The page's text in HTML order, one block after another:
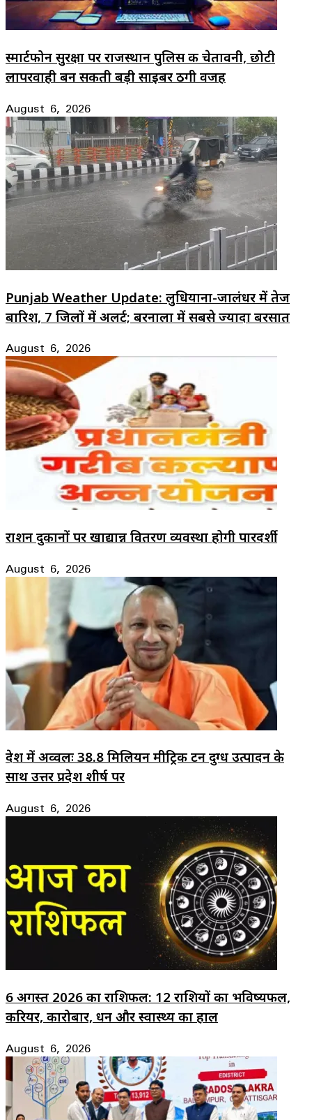
स्मार्टफोन सुरक्षा पर राजस्थान पुलिस की चेतावनी, छोटी
लापरवाही बन सकती बड़ी साइबर ठगी वजह
August 6, 2026
Punjab Weather Update: लुधियाना-जालंधर में तेज
बारिश, 7 जिलों में अलर्ट; बरनाला में सबसे ज्यादा बरसात
August 6, 2026
राशन दुकानों पर खाद्यान्न वितरण व्यवस्था होगी पारदर्शी
August 6, 2026
देश में अव्वलः 38.8 मिलियन मीट्रिक टन दुग्ध उत्पादन के
साथ उत्तर प्रदेश शीर्ष पर
August 6, 2026
6 अगस्त 2026 का राशिफल: 12 राशियों का भविष्यफल,
करियर, कारोबार, धन और स्वास्थ्य का हाल
August 6, 2026